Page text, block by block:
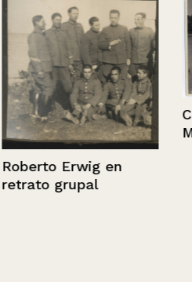
Roberto Erwig en
retrato grupal